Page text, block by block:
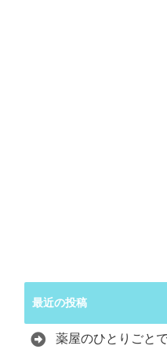
最近の投稿
薬屋のひとりごと